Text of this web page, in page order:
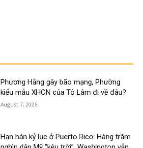
Phương Hằng gây bão mạng, Phường
kiểu mẫu XHCN của Tô Lâm đi về đâu?
August 7, 2026
Hạn hán kỷ lục ở Puerto Rico: Hàng trăm